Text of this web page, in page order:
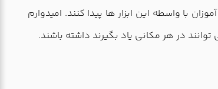
با واسطه این ابزار ها پیدا کنند. امیدوارم
در هر مکانی یاد بگیرند داشته باشند.